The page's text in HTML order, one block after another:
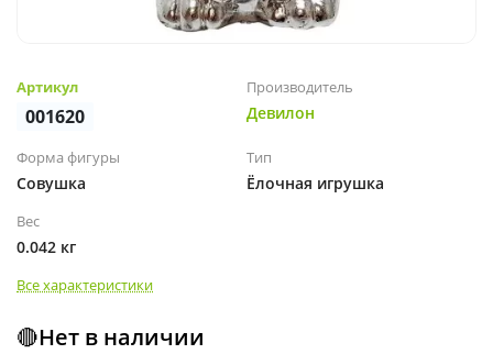
Артикул
001620
Производитель
Девилон
Форма фигуры
Совушка
Тип
Ёлочная игрушка
Вес
0.042 кг
Все характеристики
🔴Нет в наличии